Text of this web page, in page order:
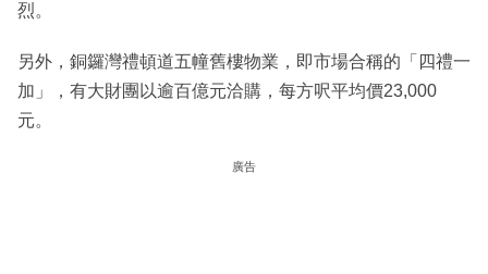
烈。
另外，銅鑼灣禮頓道五幢舊樓物業，即市場合稱的「四禮一
加」，有大財團以逾百億元洽購，每方呎平均價23,000
元。
廣告